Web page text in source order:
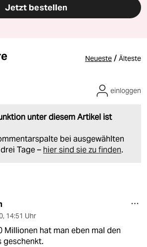
Jetzt bestellen
Neueste / Älteste
unter diesem Artikel ist
bei ausgewählten
Tage – hier sind sie zu finden.
einloggen
, 14:51 Uhr
Millionen hat man eben mal den
geschenkt.